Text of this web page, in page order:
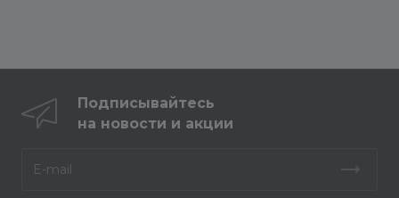
Подписывайтесь
на новости и акции